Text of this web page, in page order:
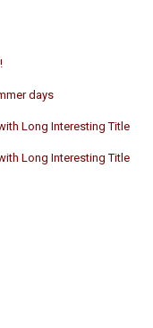
days
Long Interesting Title
Long Interesting Title